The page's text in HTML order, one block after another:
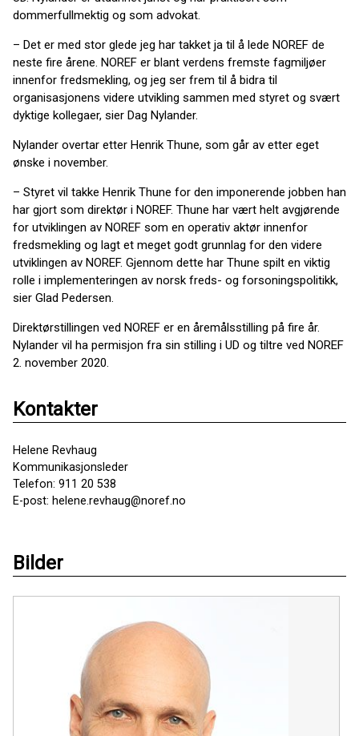
dommerfullmektig og som advokat.
– Det er med stor glede jeg har takket ja til å lede NOREF de
neste fire årene. NOREF er blant verdens fremste fagmiljøer
innenfor fredsmekling, og jeg ser frem til å bidra til
organisasjonens videre utvikling sammen med styret og svært
dyktige kollegaer, sier Dag Nylander.
Nylander overtar etter Henrik Thune, som går av etter eget
ønske i november.
– Styret vil takke Henrik Thune for den imponerende jobben han
har gjort som direktør i NOREF. Thune har vært helt avgjørende
for utviklingen av NOREF som en operativ aktør innenfor
fredsmekling og lagt et meget godt grunnlag for den videre
utviklingen av NOREF. Gjennom dette har Thune spilt en viktig
rolle i implementeringen av norsk freds- og forsoningspolitikk,
sier Glad Pedersen.
Direktørstillingen ved NOREF er en åremålsstilling på fire år.
Nylander vil ha permisjon fra sin stilling i UD og tiltre ved NOREF
2. november 2020.
Kontakter
Helene Revhaug
Kommunikasjonsleder
Telefon: 911 20 538
E-post: helene.revhaug@noref.no
Bilder